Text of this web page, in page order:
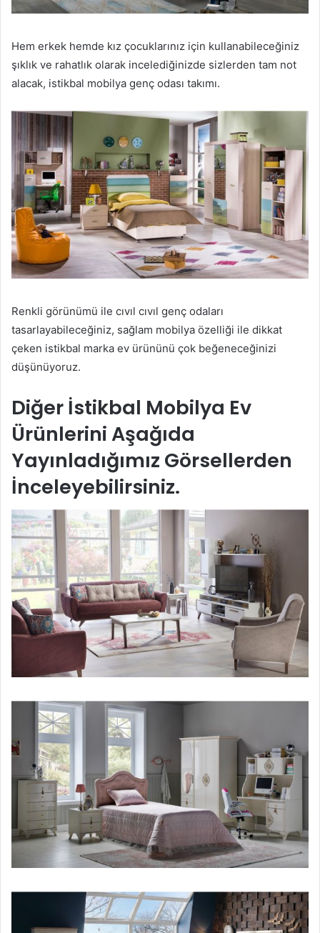
Hem erkek hemde kız çocuklarınız için kullanabileceğiniz
şıklık ve rahatlık olarak incelediğinizde sizlerden tam not
alacak, istikbal mobilya genç odası takımı.
Renkli görünümü ile cıvıl cıvıl genç odaları
tasarlayabileceğiniz, sağlam mobilya özelliği ile dikkat
çeken istikbal marka ev ürününü çok beğeneceğinizi
düşünüyoruz.
Diğer İstikbal Mobilya Ev
Ürünlerini Aşağıda
Yayınladığımız Görsellerden
İnceleyebilirsiniz.